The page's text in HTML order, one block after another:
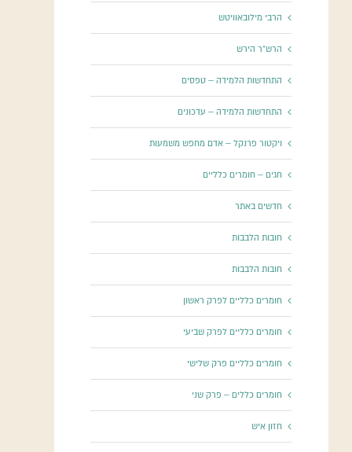
הרבי מילובאוויטש
הרש"ר הירש
התחדשות הלמידה – טפסים
התחדשות הלמידה – עדכונים
ויקטור פרנקל – אדם מחפש משמעות
חגים – חומרים כלליים
חדשים באתר
חובות הלבבות
חובות הלבבות
חומרים כלליים לפרק ראשון
חומרים כלליים לפרק שביעי
חומרים כלליים פרק שלישי
חומרים כללים – פרק שני
חזון איש